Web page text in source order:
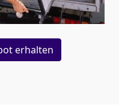
erhalten